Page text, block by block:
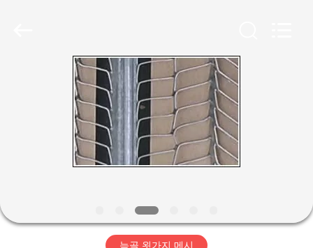
회
사
늑골 욋가지 메시